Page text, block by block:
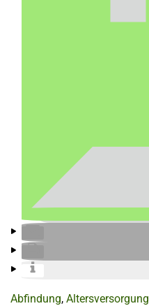
Abfindung, Altersversorgung